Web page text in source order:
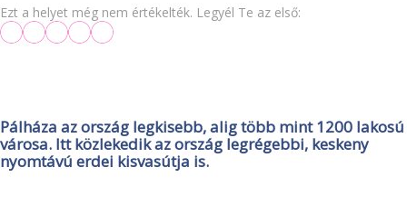
Ezt a helyet még nem értékelték. Legyél Te az első:
Pálháza az ország legkisebb, alig több mint 1200 lakosú
városa. Itt közlekedik az ország legrégebbi, keskeny
nyomtávú erdei kisvasútja is.